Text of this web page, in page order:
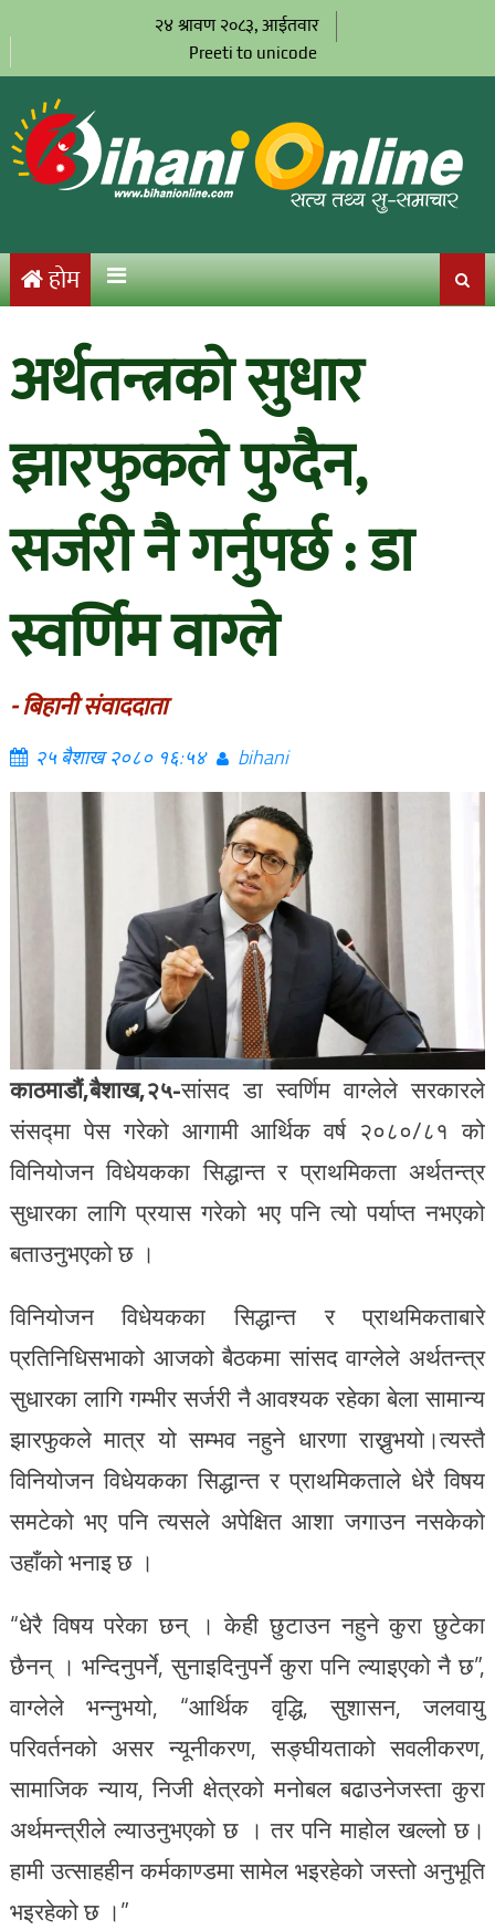
२४ श्रावण २०८३, आईतवार
Preeti to unicode
होम
अर्थतन्त्रको सुधार
झारफुकले पुग्दैन,
सर्जरी नै गर्नुपर्छ : डा
स्वर्णिम वाग्ले
- बिहानी संवाददाता
२५ बैशाख २०८० १६:५४ bihani
काठमाडौं,बैशाख,२५-सांसद डा स्वर्णिम वाग्लेले सरकारले
संसद्मा पेस गरेको आगामी आर्थिक वर्ष २०८०/८१ को
विनियोजन विधेयकका सिद्धान्त र प्राथमिकता अर्थतन्त्र
सुधारका लागि प्रयास गरेको भए पनि त्यो पर्याप्त नभएको
बताउनुभएको छ ।
विनियोजन विधेयकका सिद्धान्त र प्राथमिकताबारे
प्रतिनिधिसभाको आजको बैठकमा सांसद वाग्लेले अर्थतन्त्र
सुधारका लागि गम्भीर सर्जरी नै आवश्यक रहेका बेला सामान्य
झारफुकले मात्र यो सम्भव नहुने धारणा राख्नुभयो।त्यस्तै
विनियोजन विधेयकका सिद्धान्त र प्राथमिकताले धेरै विषय
समटेको भए पनि त्यसले अपेक्षित आशा जगाउन नसकेको
उहाँको भनाइ छ ।
“धेरै विषय परेका छन् । केही छुटाउन नहुने कुरा छुटेका
छैनन् । भन्दिनुपर्ने, सुनाइदिनुपर्ने कुरा पनि ल्याइएको नै छ”,
वाग्लेले भन्नुभयो, “आर्थिक वृद्धि, सुशासन, जलवायु
परिवर्तनको असर न्यूनीकरण, सङ्घीयताको सवलीकरण,
सामाजिक न्याय, निजी क्षेत्रको मनोबल बढाउनेजस्ता कुरा
अर्थमन्त्रीले ल्याउनुभएको छ । तर पनि माहोल खल्लो छ।
हामी उत्साहहीन कर्मकाण्डमा सामेल भइरहेको जस्तो अनुभूति
भइरहेको छ ।”